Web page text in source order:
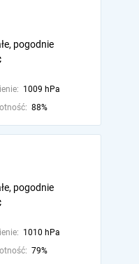
pogodnie
1009 hPa
88%
pogodnie
1010 hPa
79%